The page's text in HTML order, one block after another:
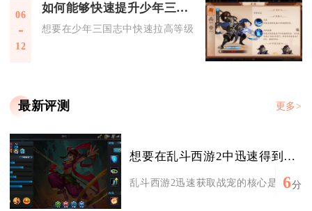
06
12
如何能够快速提升少年三国志中的等级
想要在少年三国志中快速拉高等级，核心思路是以主线副本
最新评测 更多>
想要在乱斗西游2中迅速得到战宠怎么做
乱斗西游2迅速获取战宠的核心是优先
6分